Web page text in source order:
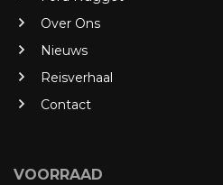
Over Ons
Nieuws
Reisverhaal
Contact
VOORRAAD